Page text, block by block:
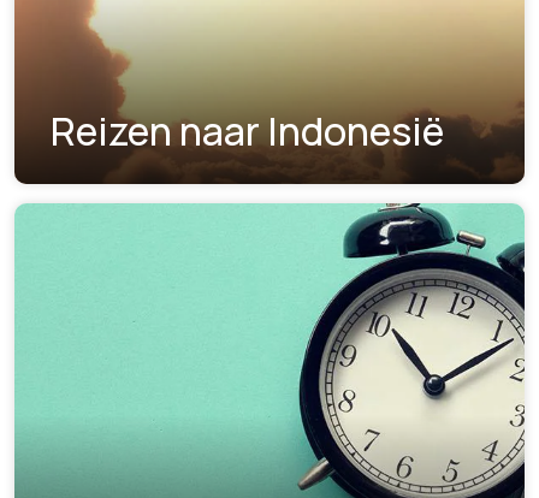
Reizen naar Indonesië